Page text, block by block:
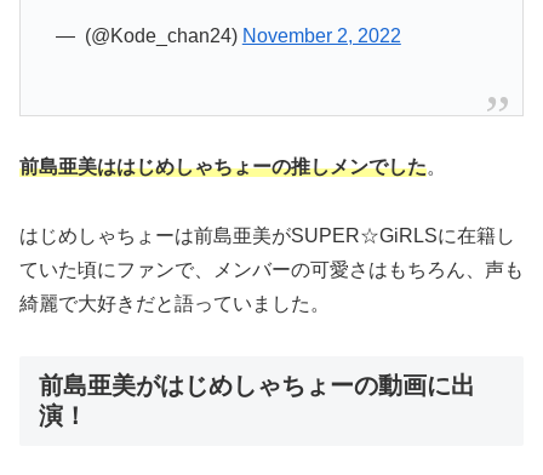
— ︎︎︎︎︎ (@Kode_chan24) November 2, 2022
前島亜美ははじめしゃちょーの推しメンでした。
はじめしゃちょーは前島亜美がSUPER☆GiRLSに在籍し
ていた頃にファンで、メンバーの可愛さはもちろん、声も
綺麗で大好きだと語っていました。
前島亜美がはじめしゃちょーの動画に出
演！